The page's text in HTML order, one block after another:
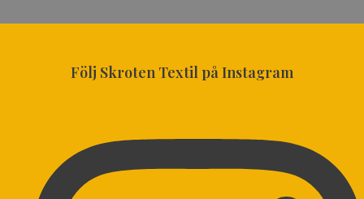
Följ Skroten Textil på Instagram